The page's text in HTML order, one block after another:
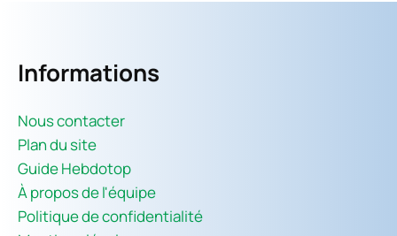
Informations
Nous contacter
Plan du site
Guide Hebdotop
À propos de l'équipe
Politique de confidentialité